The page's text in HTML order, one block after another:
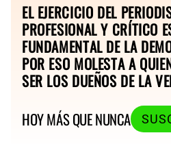
EL EJERCICIO DEL
PROFESIONAL Y CRÍTICO
FUNDAMENTAL DE LA
POR ESO MOLESTA A
SER LOS DUEÑOS DE LA
HOY MÁS QUE NUNCA